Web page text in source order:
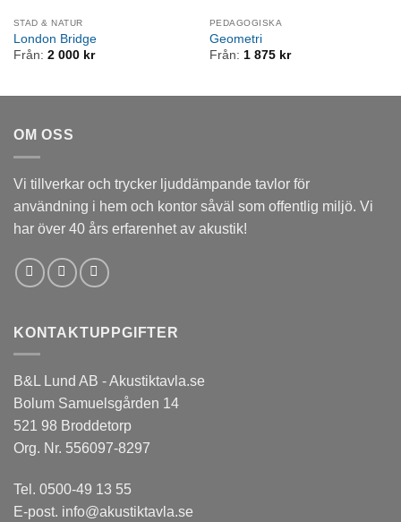
STAD & NATUR
London Bridge
Från: 2 000 kr
PEDAGOGISKA
Geometri
Från: 1 875 kr
OM OSS
Vi tillverkar och trycker ljuddämpande tavlor för
användning i hem och kontor såväl som offentlig miljö. Vi
har över 40 års erfarenhet av akustik!
KONTAKTUPPGIFTER
B&L Lund AB - Akustiktavla.se
Bolum Samuelsgården 14
521 98 Broddetorp
Org. Nr. 556097-8297
Tel. 0500-49 13 55
E-post. info@akustiktavla.se